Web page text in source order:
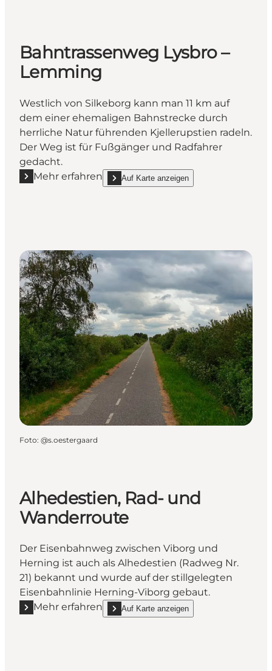
Bahntrassenweg Lysbro –
Lemming
Westlich von Silkeborg kann man 11 km auf
dem einer ehemaligen Bahnstrecke durch
herrliche Natur führenden Kjellerupstien radeln.
Der Weg ist für Fußgänger und Radfahrer
gedacht.
Mehr erfahren
Mehr erfahren "Bahntrassenweg Lysbro – Lemming"
Auf Karte anzeigen
show Bahntrassenweg Lysbro – Lemming
Foto: @s.oestergaard
Alhedestien, Rad- und
Wanderroute
Der Eisenbahnweg zwischen Viborg und
Herning ist auch als Alhedestien (Radweg Nr.
21) bekannt und wurde auf der stillgelegten
Eisenbahnlinie Herning-Viborg gebaut.
Mehr erfahren
Mehr erfahren "Alhedestien, Rad- und
Auf Karte anzeigen
show Alhedestien, Rad- und Wanderroute